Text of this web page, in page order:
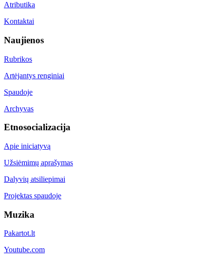
Atributika
Kontaktai
Naujienos
Rubrikos
Artėjantys renginiai
Spaudoje
Archyvas
Etnosocializacija
Apie iniciatyvą
Užsiėmimų aprašymas
Dalyvių atsiliepimai
Projektas spaudoje
Muzika
Pakartot.lt
Youtube.com